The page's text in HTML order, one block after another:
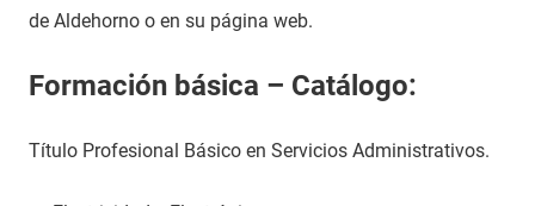
de Aldehorno o en su página web.
Formación básica – Catálogo:
Título Profesional Básico en Servicios Administrativos.